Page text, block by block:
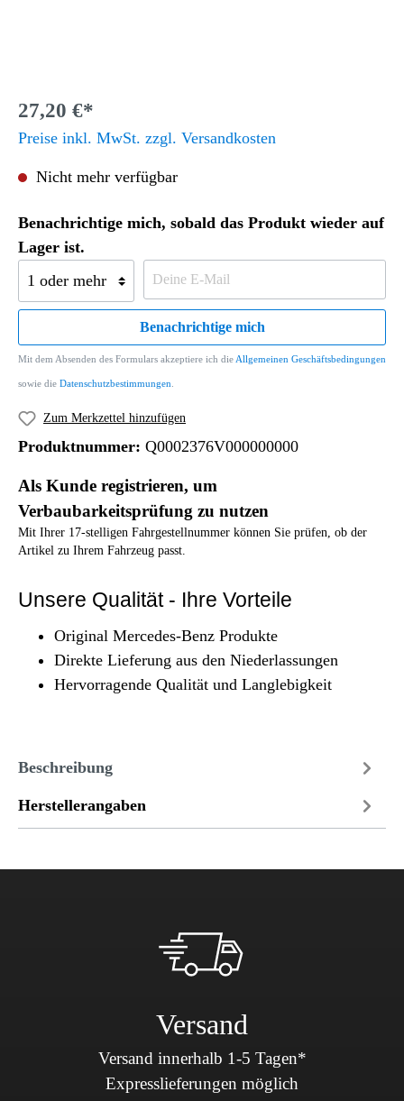
27,20 €*
Preise inkl. MwSt. zzgl. Versandkosten
Nicht mehr verfügbar
Benachrichtige mich, sobald das Produkt wieder auf
Lager ist.
Benachrichtige mich
Mit dem Absenden des Formulars akzeptiere ich die Allgemeinen Geschäftsbedingungen
sowie die Datenschutzbestimmungen
Zum Merkzettel hinzufügen
Produktnummer: Q0002376V000000000
Als Kunde registrieren, um
Verbaubarkeitsprüfung zu nutzen
Mit Ihrer 17-stelligen Fahrgestellnummer können Sie prüfen, ob der
Artikel zu Ihrem Fahrzeug passt.
Unsere Qualität - Ihre Vorteile
Original Mercedes-Benz Produkte
Direkte Lieferung aus den Niederlassungen
Hervorragende Qualität und Langlebigkeit
Beschreibung
Herstellerangaben
Versand
Versand innerhalb 1-5 Tagen*
Expresslieferungen möglich